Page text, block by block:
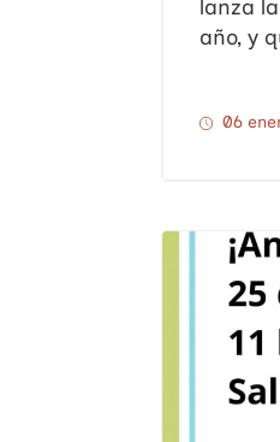
lanza
año, y
06